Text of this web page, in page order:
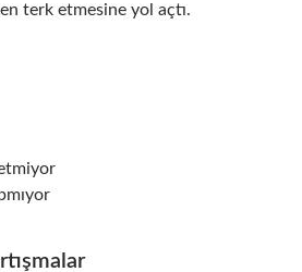
terk etmesine yol açtı.